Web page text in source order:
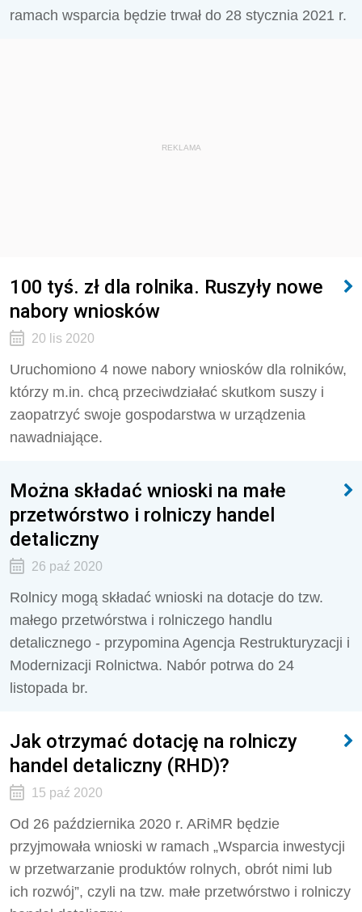
ramach wsparcia będzie trwał do 28 stycznia 2021 r.
REKLAMA
100 tyś. zł dla rolnika. Ruszyły nowe
nabory wniosków
20 lis 2020
Uruchomiono 4 nowe nabory wniosków dla rolników,
którzy m.in. chcą przeciwdziałać skutkom suszy i
zaopatrzyć swoje gospodarstwa w urządzenia
nawadniające.
Można składać wnioski na małe
przetwórstwo i rolniczy handel
detaliczny
26 paź 2020
Rolnicy mogą składać wnioski na dotacje do tzw.
małego przetwórstwa i rolniczego handlu
detalicznego - przypomina Agencja Restrukturyzacji i
Modernizacji Rolnictwa. Nabór potrwa do 24
listopada br.
Jak otrzymać dotację na rolniczy
handel detaliczny (RHD)?
15 paź 2020
Od 26 października 2020 r. ARiMR będzie
przyjmowała wnioski w ramach „Wsparcia inwestycji
w przetwarzanie produktów rolnych, obrót nimi lub
ich rozwój”, czyli na tzw. małe przetwórstwo i rolniczy